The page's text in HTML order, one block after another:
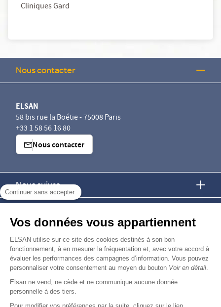
Continuer sans accepter
Vos données vous appartiennent
ELSAN utilise sur ce site des cookies destinés à son bon
fonctionnement, à en mesurer la fréquentation et, avec votre accord à
évaluer les performances des campagnes d’information. Vous pouvez
personnaliser votre consentement au moyen du bouton Voir en détail
Elsan ne vend, ne cède et ne communique aucune donnée
personnelle à des tiers.
Pour modifier vos préférences par la suite, cliquez sur le lien
Cliniques Gard
Nous contacter
ELSAN
58 bis rue la Boétie - 75008 Paris
+33 1 58 56 16 80
Nous contacter
Nous suivre
Nous rejoindre
Devenir fournisseur
© Copyright 2026 Elsan
Mentions Légales-Données personnelles